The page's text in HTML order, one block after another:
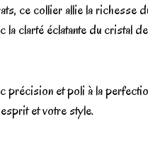
ce collier allie la richesse
la clarté éclatante du cristal
précision et poli à la
et votre style.